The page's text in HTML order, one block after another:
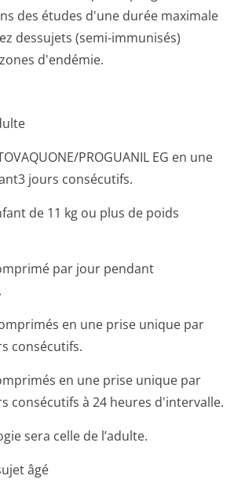
des études d'une durée maximale
dessujets (semi-immunisés)
d'endémie.
PRO­GUANIL EG en une
jours consécutifs.
de 11 kg ou plus de poids
par jour pendant
en une prise unique par
consécutifs.
en une prise unique par
consécutifs à 24 heures d'intervalle.
sera celle de l’adulte.
âgé